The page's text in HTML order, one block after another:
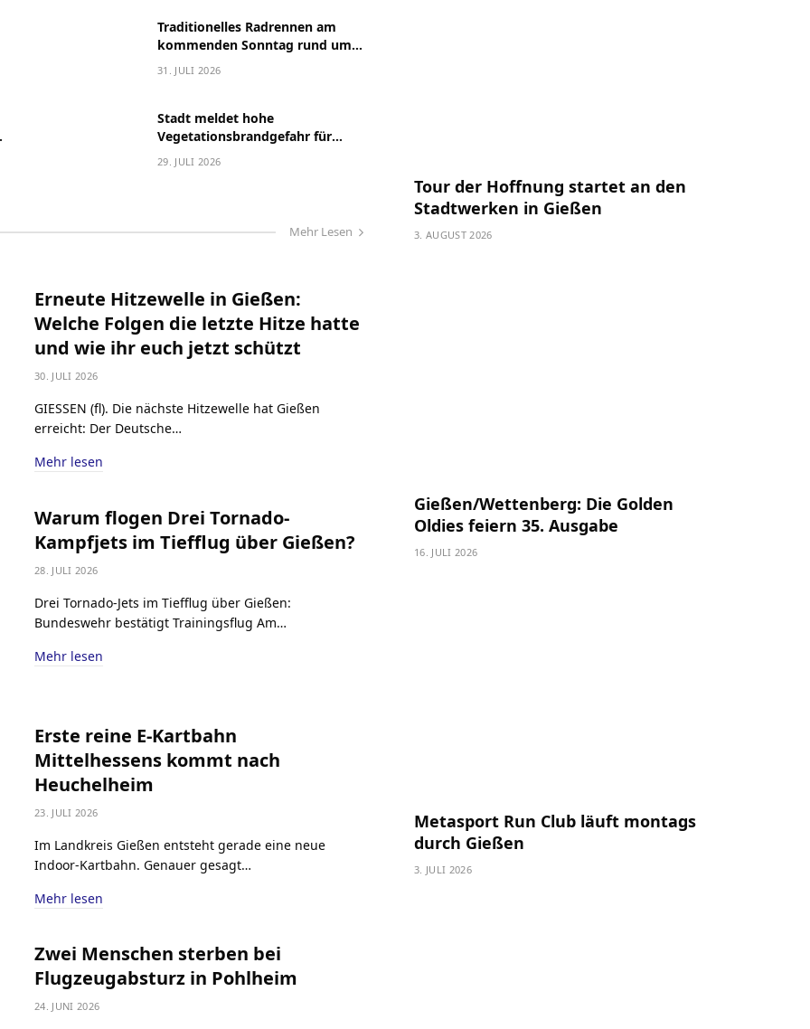
Traditionelles Radrennen am
kommenden Sonntag rund um
31. JULI 2026
Stadt meldet hohe
Vegetationsbrandgefahr für
müsst
29. JULI 2026
Mehr Lesen
Erneute Hitzewelle in Gießen:
Welche Folgen die letzte Hitze hatte
und wie ihr euch jetzt schützt
30. JULI 2026
GIESSEN (fl). Die nächste Hitzewelle hat Gießen
erreicht: Der Deutsche…
Mehr lesen
Warum flogen Drei Tornado-
Kampfjets im Tiefflug über Gießen?
28. JULI 2026
Drei Tornado-Jets im Tiefflug über Gießen:
Bundeswehr bestätigt Trainingsflug Am…
Mehr lesen
Erste reine E-Kartbahn
Mittelhessens kommt nach
Heuchelheim
23. JULI 2026
Im Landkreis Gießen entsteht gerade eine neue
Indoor-Kartbahn. Genauer gesagt…
Mehr lesen
Zwei Menschen sterben bei
Flugzeugabsturz in Pohlheim
24. JUNI 2026
Tour der Hoffnung startet an den
Stadtwerken in Gießen
3. AUGUST 2026
Gießen/Wettenberg: Die Golden
Oldies feiern 35. Ausgabe
16. JULI 2026
Metasport Run Club läuft montags
durch Gießen
3. JULI 2026